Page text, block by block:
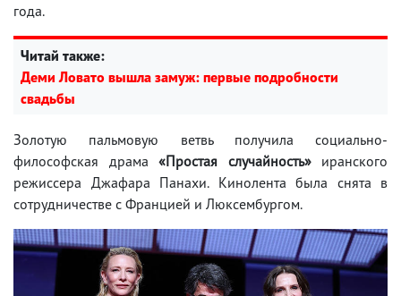
года.
Читай также:
Деми Ловато вышла замуж: первые подробности
свадьбы
Золотую пальмовую ветвь получила социально-
философская драма «Простая случайность»иранского
режиссера Джафара Панахи. Кинолента была снята в
сотрудничестве с Францией и Люксембургом.